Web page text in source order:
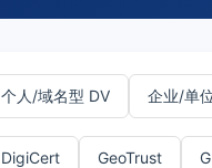
个人/域名型 DV 企业/单
DigiCert GeoTrust